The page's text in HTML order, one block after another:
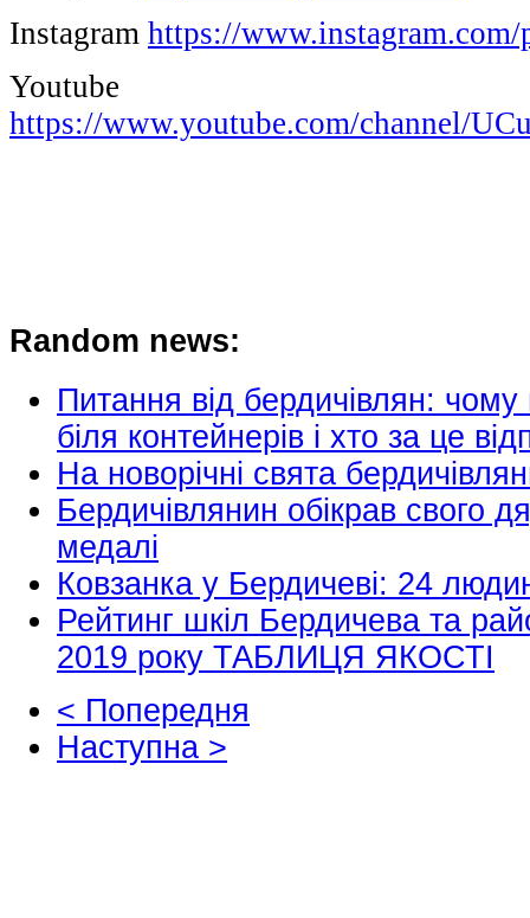
Іnstagram https://www.instagram.com/
Youtube
https://www.youtube.com/channel/
Random news:
Питання від бердичівлян:
біля контейнерів і хто за це
На новорічні свята
Бердичівлянин обікрав свого
медалі
Ковзанка у Бердичеві: 24
Рейтинг шкіл Бердичева та
2019 року ТАБЛИЦЯ ЯКОСТІ
< Попередня
Наступна >